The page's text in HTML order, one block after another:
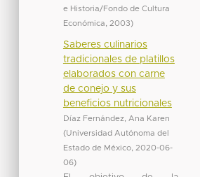
e Historia/Fondo de Cultura
Económica
2003)
Saberes culinarios
tradicionales de platillos
elaborados con carne
de conejo y sus
beneficios nutricionales
Díaz Fernández, Ana Karen
(Universidad Autónoma del
Estado de México, 2020-06-
06)